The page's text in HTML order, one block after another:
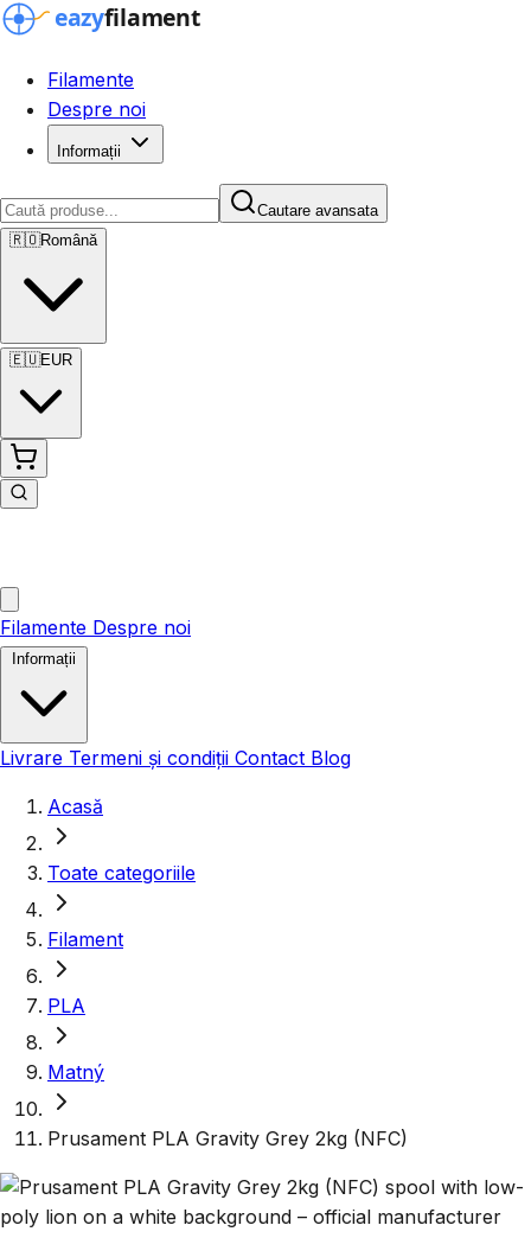
Filamente
Despre noi
Informații
Cautare avansata
🇷🇴Română
🇪🇺EUR
Filamente Despre noi
Livrare Termeni și condiții Contact Blog
Acasă
Toate categoriile
Filament
PLA
Matný
Prusament PLA Gravity Grey 2kg (NFC)